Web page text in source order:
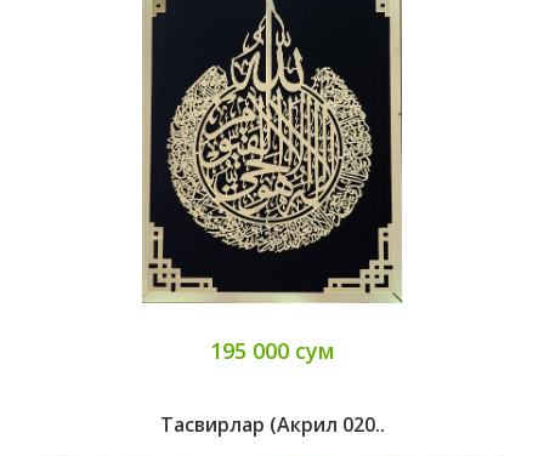
195 000 сум
Тасвирлар (Акрил 020..